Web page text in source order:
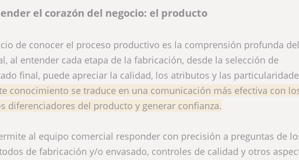
el corazón del negocio: el producto
de conocer el proceso productivo es la comprensión profunda del
al entender cada etapa de la fabricación, desde la selección de
final, puede apreciar la calidad, los atributos y las
conocimiento se traduce en una comunicación más efectiva con
diferenciadores del producto y generar confianza.
al equipo comercial responder con precisión a preguntas de
de fabricación y/o envasado, controles de calidad y otros